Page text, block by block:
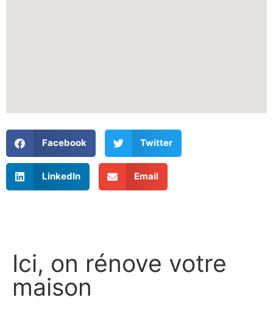
Facebook Twitter
LinkedIn Email
Ici, on rénove votre
maison